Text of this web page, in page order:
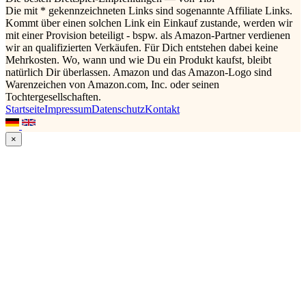
Die mit * gekennzeichneten Links sind sogenannte Affiliate Links.
Kommt über einen solchen Link ein Einkauf zustande, werden wir
mit einer Provision beteiligt - bspw. als Amazon-Partner verdienen
wir an qualifizierten Verkäufen. Für Dich entstehen dabei keine
Mehrkosten. Wo, wann und wie Du ein Produkt kaufst, bleibt
natürlich Dir überlassen. Amazon und das Amazon-Logo sind
Warenzeichen von Amazon.com, Inc. oder seinen
Tochtergesellschaften.
StartseiteImpressumDatenschutzKontakt
×